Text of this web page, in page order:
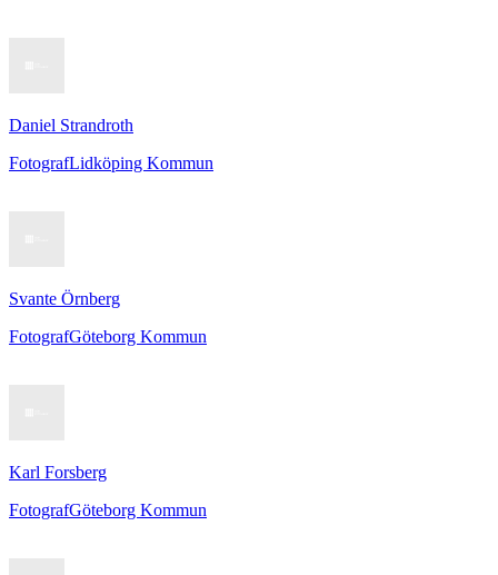
Daniel Strandroth
FotografLidköping Kommun
Svante Örnberg
FotografGöteborg Kommun
Karl Forsberg
FotografGöteborg Kommun